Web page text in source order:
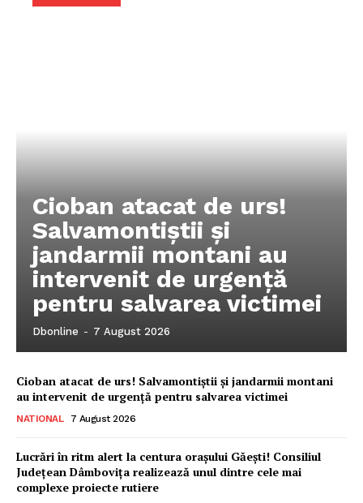
Cioban atacat de urs!
Salvamontiștii și
jandarmii montani au
intervenit de urgență
pentru salvarea victimei
Dbonline - 7 August 2026
Cioban atacat de urs! Salvamontiștii și jandarmii montani
au intervenit de urgență pentru salvarea victimei
NATIONAL 7 August 2026
Lucrări în ritm alert la centura orașului Găești! Consiliul
Județean Dâmbovița realizează unul dintre cele mai
complexe proiecte rutiere